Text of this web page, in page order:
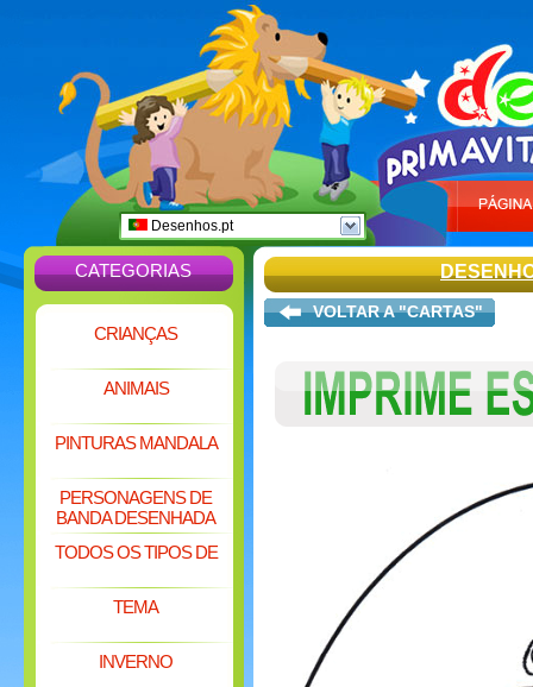
Desenhos.pt
CATEGORIAS
CRIANÇAS
ANIMAIS
PINTURAS MANDALA
PERSONAGENS DE
BANDA DESENHADA
TODOS OS TIPOS DE
TEMA
INVERNO
VOLTAR A "CARTAS"